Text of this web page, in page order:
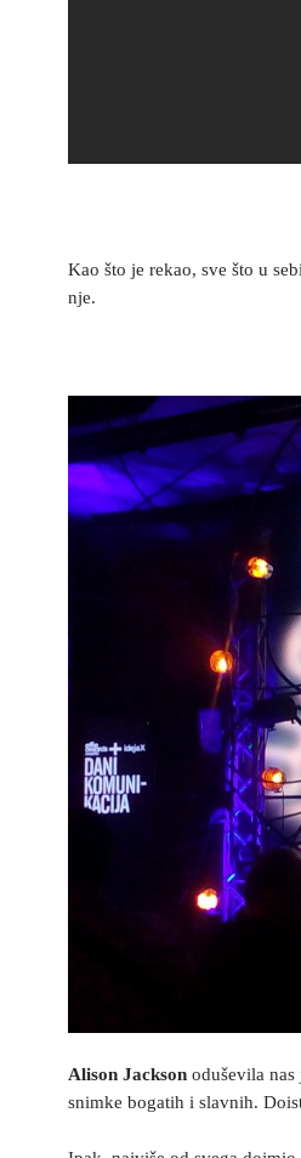
Kao što je rekao, sve što u
nje.
Alison Jackson oduševila
snimke bogatih i slavnih.